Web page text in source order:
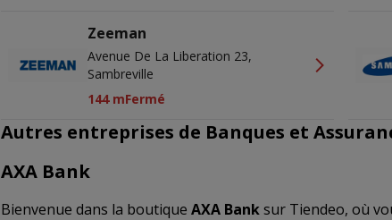
Zeeman
Avenue De La Liberation 23,
Sambreville
144 mFermé
Autres entreprises de Banques et
AXA Bank
Bienvenue dans la boutique AXA Banksur Tiendeo, où